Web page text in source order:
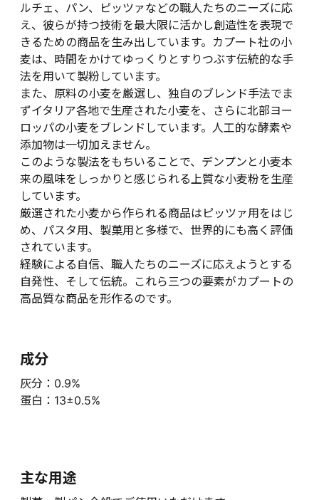
ルチェ、パン、ピッツァなどの職人たちのニーズに応
え、彼らが持つ技術を最大限に活かし創造性を表現で
きるための商品を生み出しています。カプート社の小
麦は、時間をかけてゆっくりとすりつぶす伝統的な手
法を用いて製粉しています。
また、原料の小麦を厳選し、独自のブレンド手法でま
ずイタリア各地で生産された小麦を、さらに北部ヨー
ロッパの小麦をブレンドしています。人工的な酵素や
添加物は一切加えません。
このような製法をもちいることで、デンプンと小麦本
来の風味をしっかりと感じられる上質な小麦粉を生産
しています。
厳選された小麦から作られる商品はピッツァ用をはじ
め、パスタ用、製菓用と多様で、世界的にも高く評価
されています。
経験による自信、職人たちのニーズに応えようとする
自発性、そして伝統。これら三つの要素がカプートの
高品質な商品を形作るのです。
成分
灰分：0.9%
蛋白：13±0.5%
主な用途